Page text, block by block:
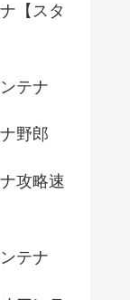
【スタ
テナ
野郎
攻略速
テナ